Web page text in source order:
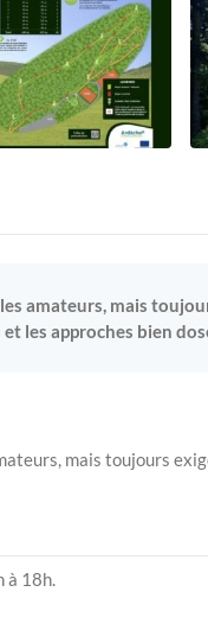
amateurs, mais
les approches bien
mais toujours
à 18h.